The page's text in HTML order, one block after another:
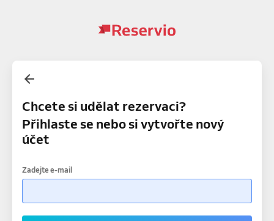
Chcete si udělat rezervaci?
Přihlaste se nebo si vytvořte nový
účet
Zadejte e-mail